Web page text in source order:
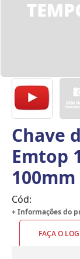
Chave
Emtop
100mm
Cód:
+ Informações do
FAÇA O